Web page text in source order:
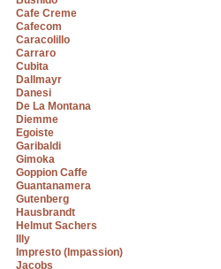
Cafe Creme
Cafecom
Caracolillo
Carraro
Cubita
Dallmayr
Danesi
De La Montana
Diemme
Egoiste
Garibaldi
Gimoka
Goppion Caffe
Guantanamera
Gutenberg
Hausbrandt
Helmut Sachers
Illy
Impresto (Impassion)
Jacobs